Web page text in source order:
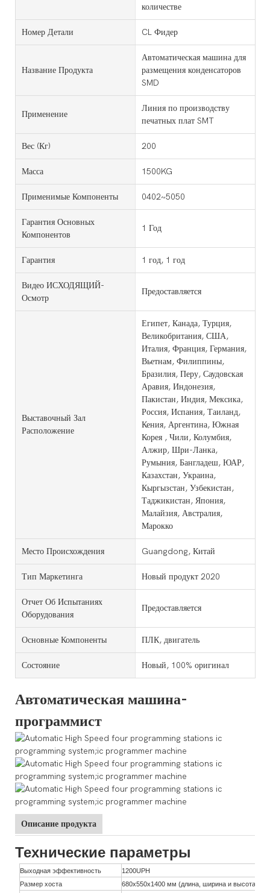
количестве
Номер Детали CL Фидер
Название Продукта
Автоматическая машина для
размещения конденсаторов
SMD
Применение
Линия по производству
печатных плат SMT
Вес (кг) 200
Масса 1500KG
Применимые Компоненты 0402~5050
Гарантия Основных
Компонентов
1 Год
Гарантия 1 год, 1 год
Видео ИСХОДЯЩИЙ-
Осмотр
Предоставляется
Выставочный Зал
Расположение
Египет, Канада, Турция,
Великобритания, США,
Италия, Франция, Германия,
Вьетнам, Филиппины,
Бразилия, Перу, Саудовская
Аравия, Индонезия,
Пакистан, Индия, Мексика,
Россия, Испания, Таиланд,
Кения, Аргентина, Южная
Корея , Чили, Колумбия,
Алжир, Шри-Ланка,
Румыния, Бангладеш, ЮАР,
Казахстан, Украина,
Кыргызстан, Узбекистан,
Таджикистан, Япония,
Малайзия, Австралия,
Марокко
Место Происхождения Guangdong, Китай
Тип Маркетинга Новый продукт 2020
Отчет Об Испытаниях
Оборудования
Предоставляется
Основные Компоненты ПЛК, двигатель
Состояние Новый, 100% оригинал
Автоматическая машина-
программист
Описание продукта
Технические параметры
Выходная эффективность
1200UPH
Размер хоста
680x550x1400 мм (длина, ширина и высота)